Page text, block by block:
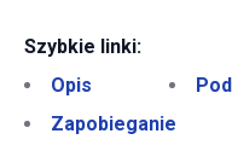
Szybkie linki:
Opis
Zapobieganie